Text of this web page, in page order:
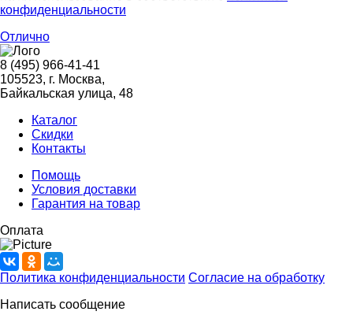
конфиденциальности
Отлично
8 (495) 966-41-41
105523, г. Москва,
Байкальская улица, 48
Каталог
Скидки
Контакты
Помощь
Условия доставки
Гарантия на товар
Оплата
Политика конфиденциальности Согласие на обработку
Написать сообщение